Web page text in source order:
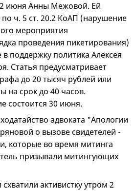
июня Анны Межовой. Ей
ч. 5 ст. 20.2 КоАП (нарушение
мероприятия
проведения пикетирования)
в поддержку политика Алексея
Статья предусматривает
до 20 тысяч рублей или
на срок до 40 часов.
состоится 30 июня.
адвоката "Апологии
о вызове свидетелей -
которые во время митинга
призывали митингующих
активистку утром 2